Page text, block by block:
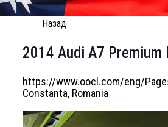
Назад
2014 Audi A7 Premium
https://www.oocl.com/eng/
Constanta, Romania